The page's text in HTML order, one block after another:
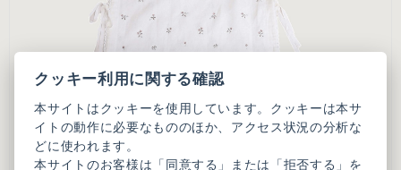
クッキー利用に関する確認
本サイトはクッキーを使用しています。クッキーは本サ
イトの動作に必要なもののほか、アクセス状況の分析な
どに使われます。
本サイトのお客様は「同意する」または「拒否する」を